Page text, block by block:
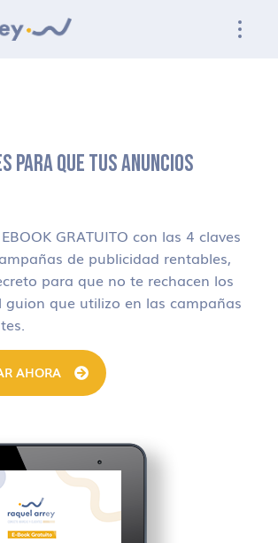
PARA QUE TUS ANUNCIOS
GRATUITO con las 4 claves
de publicidad rentables,
para que no te rechacen los
guion que utilizo en las campañas
AHORA